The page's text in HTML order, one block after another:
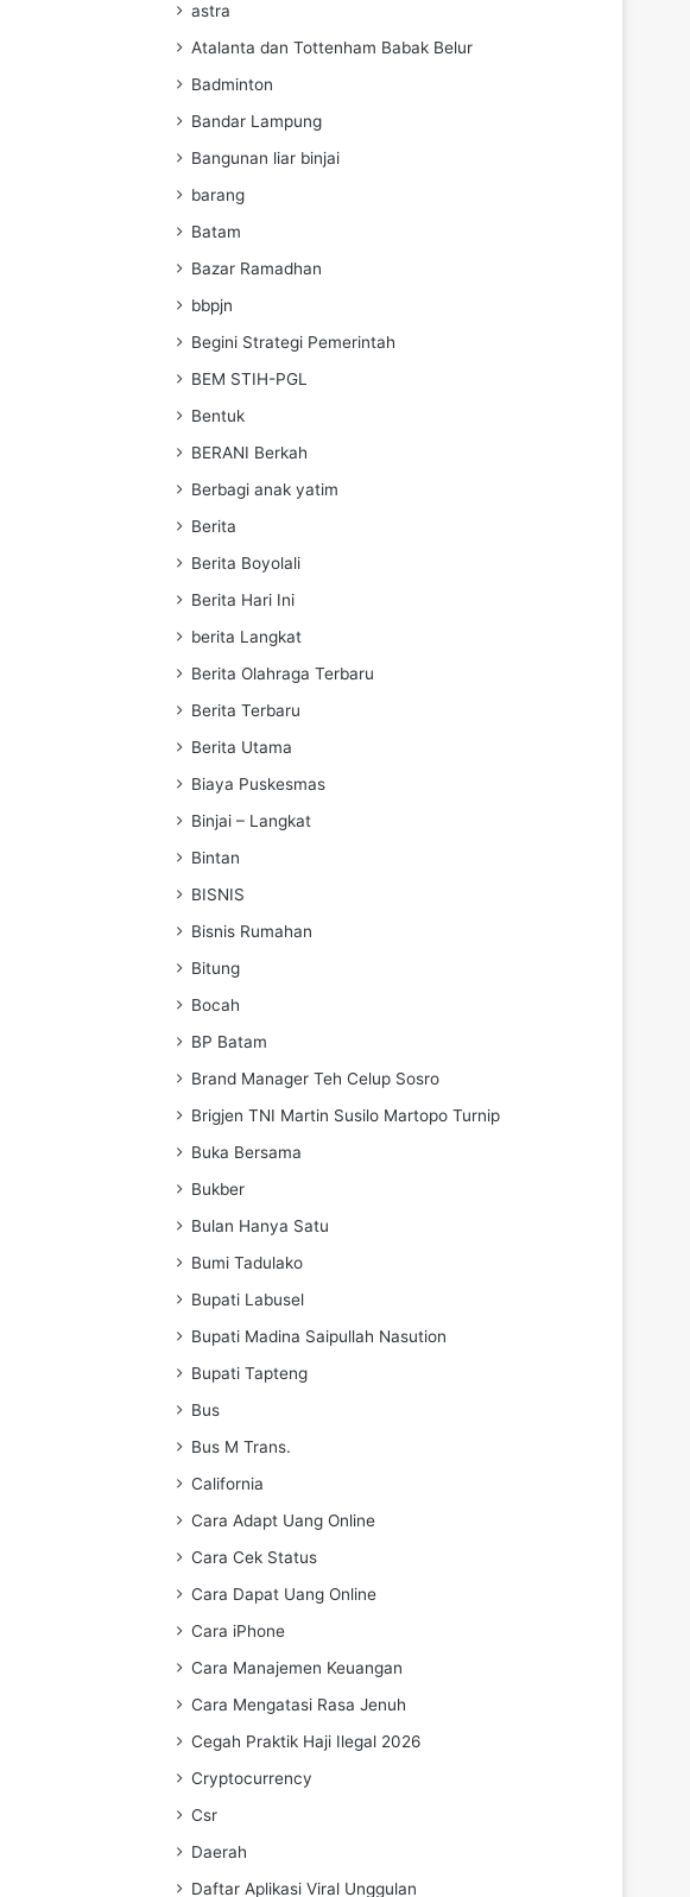
astra
Atalanta dan Tottenham Babak Belur
Badminton
Bandar Lampung
Bangunan liar binjai
barang
Batam
Bazar Ramadhan
bbpjn
Begini Strategi Pemerintah
BEM STIH-PGL
Bentuk
BERANI Berkah
Berbagi anak yatim
Berita
Berita Boyolali
Berita Hari Ini
berita Langkat
Berita Olahraga Terbaru
Berita Terbaru
Berita Utama
Biaya Puskesmas
Binjai – Langkat
Bintan
BISNIS
Bisnis Rumahan
Bitung
Bocah
BP Batam
Brand Manager Teh Celup Sosro
Brigjen TNI Martin Susilo Martopo Turnip
Buka Bersama
Bukber
Bulan Hanya Satu
Bumi Tadulako
Bupati Labusel
Bupati Madina Saipullah Nasution
Bupati Tapteng
Bus
Bus M Trans.
California
Cara Adapt Uang Online
Cara Cek Status
Cara Dapat Uang Online
Cara iPhone
Cara Manajemen Keuangan
Cara Mengatasi Rasa Jenuh
Cegah Praktik Haji Ilegal 2026
Cryptocurrency
Csr
Daerah
Daftar Aplikasi Viral Unggulan